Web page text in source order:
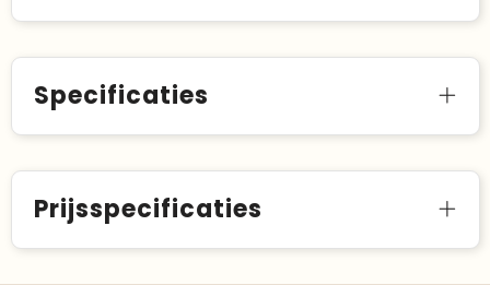
Specificaties
Prijsspecificaties